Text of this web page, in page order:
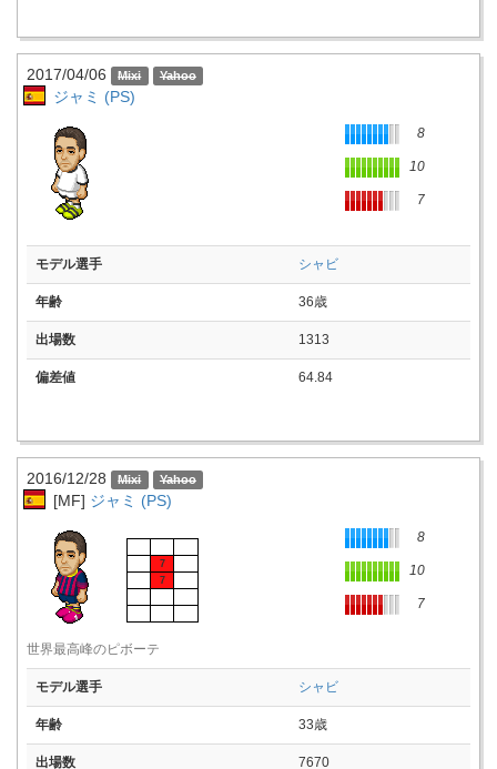
2017/04/06
ジャミ (PS)
8
10
7
モデル選手 シャビ
年齢 36歳
出場数 1313
偏差値 64.84
2016/12/28
[MF] ジャミ (PS)
7
7
8
10
7
世界最高峰のピボーテ
モデル選手 シャビ
年齢 33歳
出場数 7670